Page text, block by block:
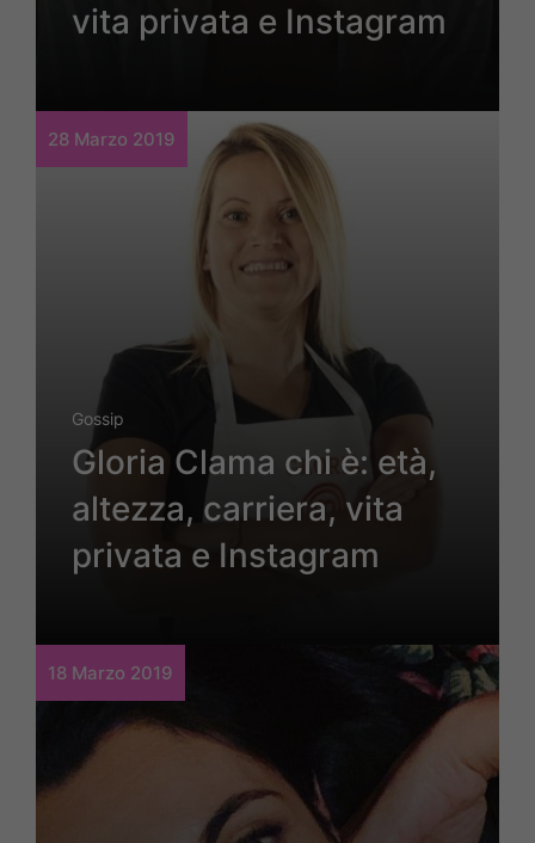
vita privata e Instagram
28 Marzo 2019
Gossip
Gloria Clama chi è: età,
altezza, carriera, vita
privata e Instagram
18 Marzo 2019